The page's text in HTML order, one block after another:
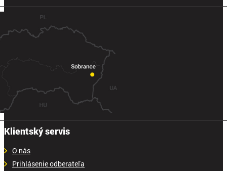
Klientský servis
O nás
Prihlásenie odberateľa